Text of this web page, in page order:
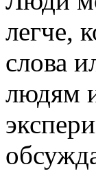
легче,
слова
людям